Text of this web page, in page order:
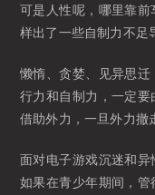
可是人性呢，哪里靠
样出了一些自制力不足
懒惰、贪婪、见异思
行力和自制力，一定
借助外力，一旦外力撤
面对电子游戏沉迷和
如果在青少年期间，